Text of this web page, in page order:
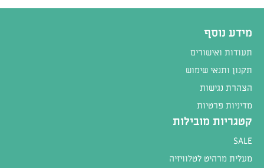
מידע נוסף
תעודות ואישורים
תקנון ותנאי שימוש
הצהרת נגישות
מדיניות פרטיות
קטגריות מובילות
SALE
מעלית מרהיט לטלוויזיה